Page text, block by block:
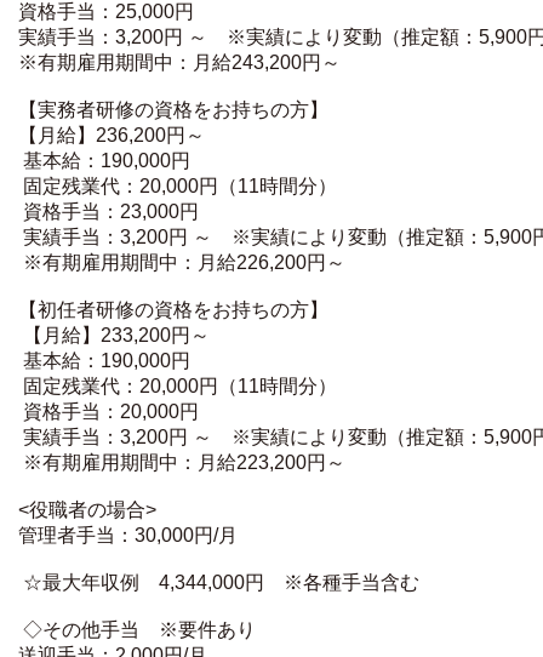
資格手当：25,000円
実績手当：3,200円 ～ ※実績により変動（推定額：5,900
※有期雇用期間中：月給243,200円～
【実務者研修の資格をお持ちの方】
【月給】236,200円～
基本給：190,000円
固定残業代：20,000円（11時間分）
資格手当：23,000円
実績手当：3,200円 ～ ※実績により変動（推定額：5,900
※有期雇用期間中：月給226,200円～
【初任者研修の資格をお持ちの方】
【月給】233,200円～
基本給：190,000円
固定残業代：20,000円（11時間分）
資格手当：20,000円
実績手当：3,200円 ～ ※実績により変動（推定額：5,900
※有期雇用期間中：月給223,200円～
<役職者の場合>
管理者手当：30,000円/月
☆最大年収例 4,344,000円 ※各種手当含む
◇その他手当 ※要件あり